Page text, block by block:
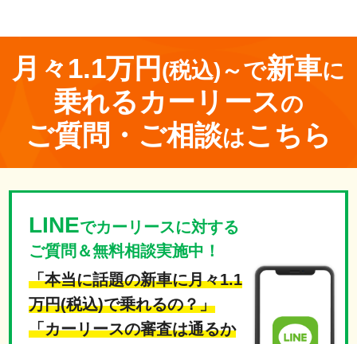
月々1.1万円 (税込)～で新車に
乗れる カーリースの
ご質問・ご相談はこちら
LINEでカーリースに対する
ご質問＆無料相談実施中！
「本当に話題の新車に月々1.1
万円(税込)で乗れるの？」
「カーリースの審査は通るか